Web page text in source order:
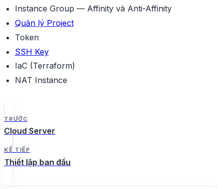
Instance Group — Affinity và Anti-Affinity
Quản lý Project
Token
SSH Key
IaC (Terraform)
NAT Instance
TRƯỚC
Cloud Server
KẾ TIẾP
Thiết lập ban đầu